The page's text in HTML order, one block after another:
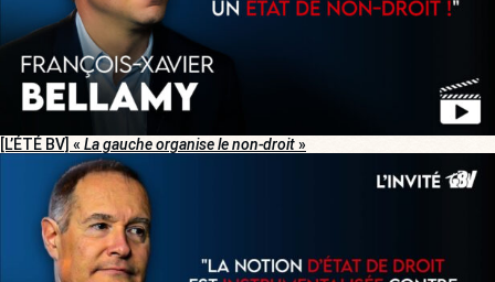
[L’ÉTÉ BV] « La gauche organise le non-droit»